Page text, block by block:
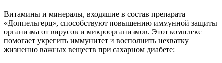
Витамины и минералы, входящие в состав препарата
«Доппельгерц», способствуют повышению иммунной защиты
организма от вирусов и микроорганизмов. Этот комплекс
помогает укрепить иммунитет и восполнить нехватку
жизненно важных веществ при сахарном диабете: